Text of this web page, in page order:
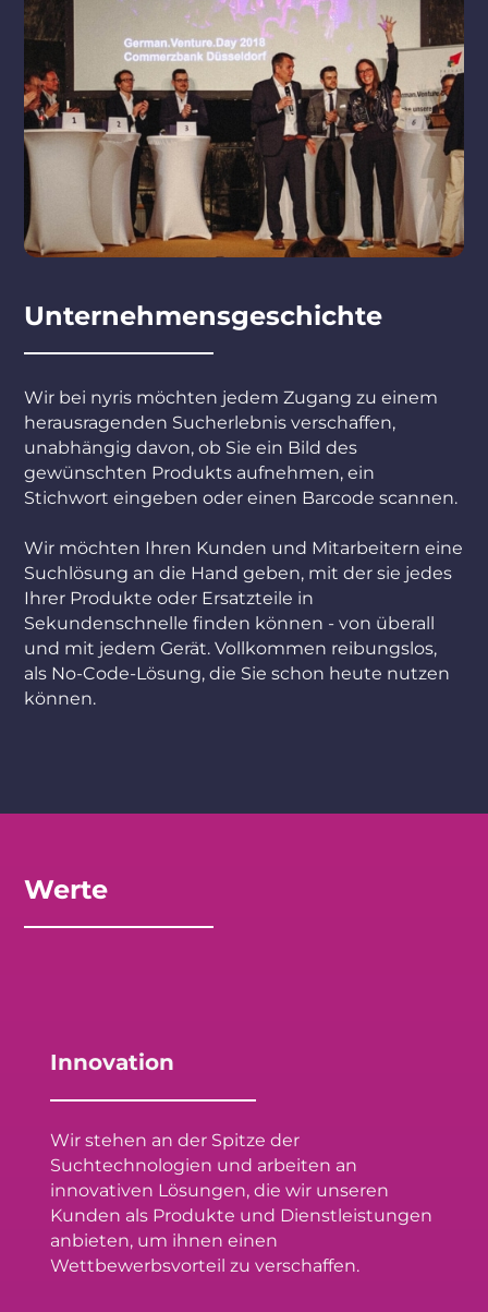
Unternehmensgeschichte
Wir bei nyris möchten jedem Zugang zu einem
herausragenden Sucherlebnis verschaffen,
unabhängig davon, ob Sie ein Bild des
gewünschten Produkts aufnehmen, ein
Stichwort eingeben oder einen Barcode scannen.
Wir möchten Ihren Kunden und Mitarbeitern eine
Suchlösung an die Hand geben, mit der sie jedes
Ihrer Produkte oder Ersatzteile in
Sekundenschnelle finden können - von überall
und mit jedem Gerät. Vollkommen reibungslos,
als No-Code-Lösung, die Sie schon heute nutzen
können.
Werte
Innovation
Wir stehen an der Spitze der
Suchtechnologien und arbeiten an
innovativen Lösungen, die wir unseren
Kunden als Produkte und Dienstleistungen
anbieten, um ihnen einen
Wettbewerbsvorteil zu verschaffen.